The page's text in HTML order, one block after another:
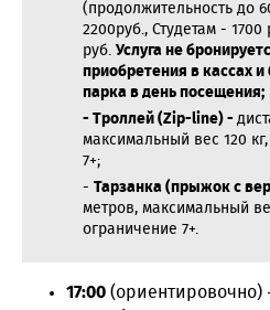
(продолжительность до
2200руб., Студетам -
руб. Услуга не
приобретения в кассах
парка в день посещения;
- Троллей (Zip-line) -
максимальный вес 120
7+;
- Тарзанка (прыжок с
метров, максимальный
ограничение 7+.
17:00 (ориентировочно)